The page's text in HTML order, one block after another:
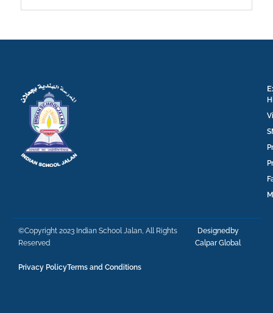
©Copyright 2023 Indian School Jalan, All Rights
Reserved
Designedby
Calpar Global
Privacy PolicyTerms and Conditions